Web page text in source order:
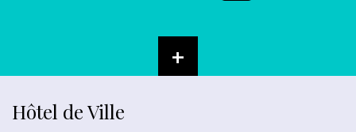
+
Hôtel de Ville